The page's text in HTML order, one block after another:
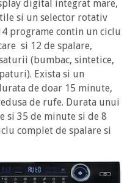
digital integrat mare,
si un selector rotativ
programe contin un ciclu
si 12 de spalare,
(bumbac, sintetice,
Exista si un
de doar 15 minute,
de rufe. Durata unui
si 35 de minute si de 8
complet de spalare si